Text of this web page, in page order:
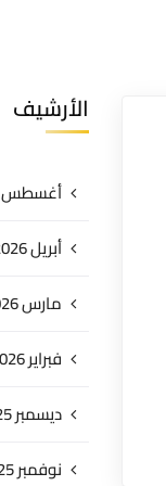
الأرشيف
أغسطس 2026
أبريل 2026
مارس 2026
فبراير 2026
ديسمبر 2025
نوفمبر 2025